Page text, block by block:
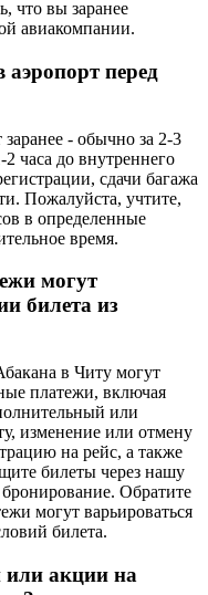
что вы заранее
авиакомпании.
перед
- обычно за 2-3
часа до внутреннего
сдачи багажа
Пожалуйста, учтите,
в определенные
время.
могут
билета из
в Читу могут
платежи, включая
или
изменение или отмену
на рейс, а также
билеты через нашу
Обратите
могут варьироваться
билета.
или акции на